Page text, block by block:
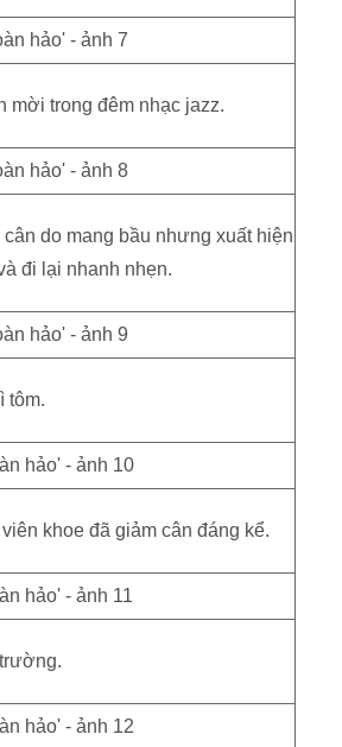
mời trong đêm nhạc jazz.
cân do mang bầu nhưng xuất hiện
đi lại nhanh nhẹn.
tôm.
khoe đã giảm cân đáng kể.